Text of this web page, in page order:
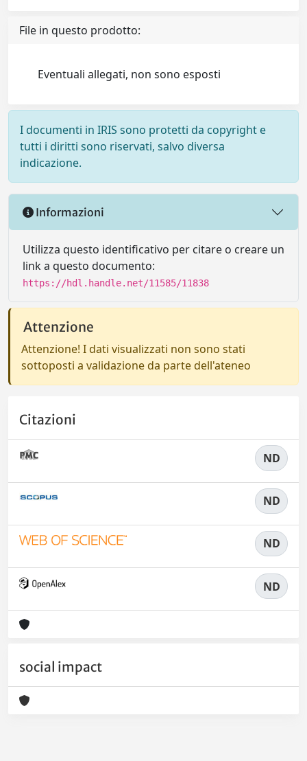
File in questo prodotto:
Eventuali allegati, non sono esposti
I documenti in IRIS sono protetti da copyright e
tutti i diritti sono riservati, salvo diversa
indicazione.
Informazioni
Utilizza questo identificativo per citare o creare un
link a questo documento:
https://hdl.handle.net/11585/11838
Attenzione
Attenzione! I dati visualizzati non sono stati
sottoposti a validazione da parte dell'ateneo
Citazioni
ND
ND
ND
ND
social impact